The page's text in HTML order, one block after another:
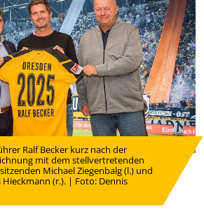
Ralf Becker kurz nach der
mit dem stellvertretenden
Michael Ziegenbalg (l.) und
Hieckmann (r.). | Foto: Dennis